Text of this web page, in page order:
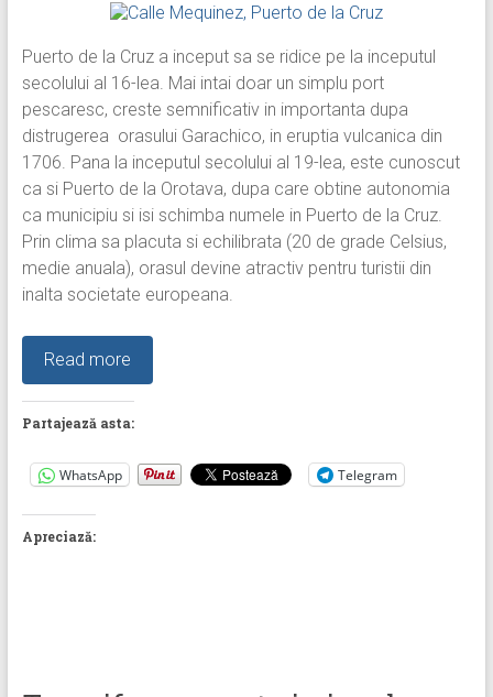
Puerto de la Cruz a inceput sa se ridice pe la inceputul
secolului al 16-lea. Mai intai doar un simplu port
pescaresc, creste semnificativ in importanta dupa
distrugerea orasului Garachico, in eruptia vulcanica din
1706. Pana la inceputul secolului al 19-lea, este cunoscut
ca si Puerto de la Orotava, dupa care obtine autonomia
ca municipiu si isi schimba numele in Puerto de la Cruz.
Prin clima sa placuta si echilibrata (20 de grade Celsius,
medie anuala), orasul devine atractiv pentru turistii din
inalta societate europeana.
Read more
Partajează asta:
WhatsApp Telegram
Apreciază: